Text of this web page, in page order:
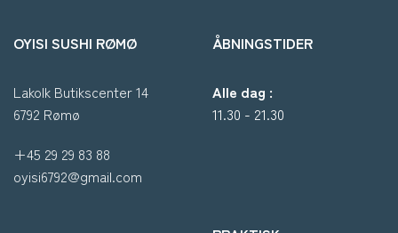
OYISI SUSHI RØMØ
Lakolk Butikscenter 14
6792 Rømø
+45 29 29 83 88
oyisi6792@gmail.com
ÅBNINGSTIDER
Alle dag :
11.30 - 21.30